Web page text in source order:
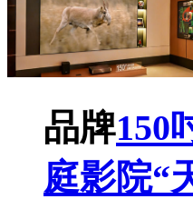
品牌150
庭影院“